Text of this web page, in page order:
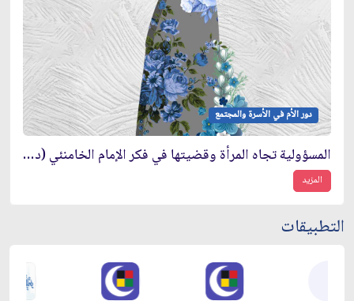
دور الأم في الأسرة والمجتمع
المسؤولية تجاه المرأة وقضيتها في فكر الإمام الخامنئي (دام ظله)
المزيد
التطبيقات